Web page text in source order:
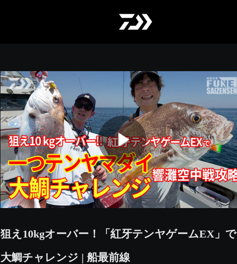
Play
Video
狙え10kgオーバー！「紅牙テンヤゲームEX」で
大鯛チャレンジ | 船最前線